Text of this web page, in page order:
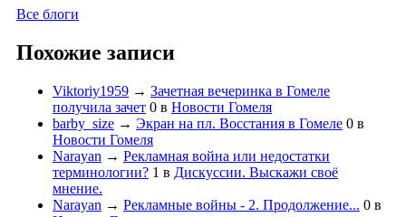
Все блоги
Похожие записи
Viktoriy1959 → Зачетная вечеринка в Гомеле
получила зачет 0 в Новости Гомеля
barby_size → Экран на пл. Восстания в Гомеле 0 в
Новости Гомеля
Narayan → Рекламная война или недостатки
терминологии? 1 в Дискуссии. Выскажи своё
мнение.
Narayan → Рекламные войны - 2. Продолжение... 0 в